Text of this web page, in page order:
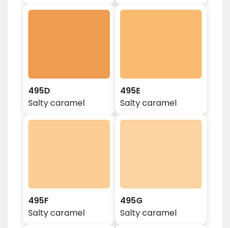
495D
Salty caramel
495E
Salty caramel
495F
Salty caramel
495G
Salty caramel